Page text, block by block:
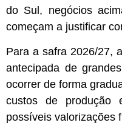
do Sul, negócios
começam a justificar
Para a safra 2026/27,
antecipada de
ocorrer de forma
custos de produção
possíveis valorizações